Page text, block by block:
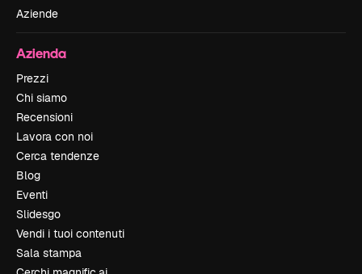
Aziende
Azienda
Prezzi
Chi siamo
Recensioni
Lavora con noi
Cerca tendenze
Blog
Eventi
Slidesgo
Vendi i tuoi contenuti
Sala stampa